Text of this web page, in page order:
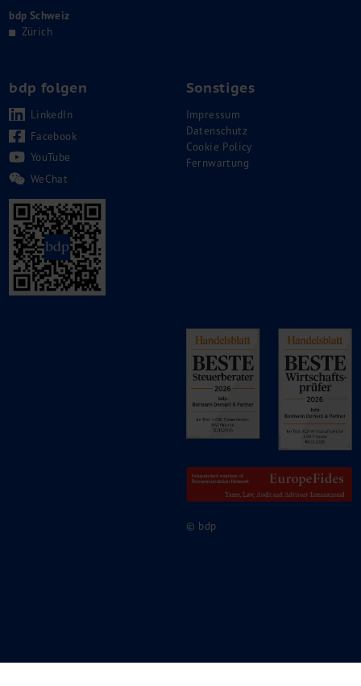
bdp Schweiz
Zürich
bdp folgen
LinkedIn
Facebook
YouTube
WeChat
Sonstiges
Impressum
Datenschutz
Cookie Policy
Fernwartung
© bdp